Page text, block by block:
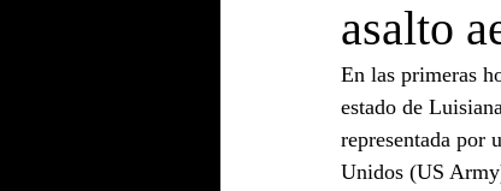
asalto
En las primeras
estado de
representada por
Unidos (US